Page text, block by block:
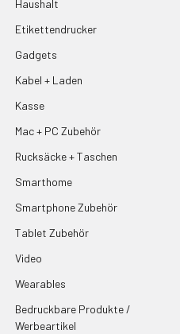
Haushalt
Etikettendrucker
Gadgets
Kabel + Laden
Kasse
Mac + PC Zubehör
Rucksäcke + Taschen
Smarthome
Smartphone Zubehör
Tablet Zubehör
Video
Wearables
Bedruckbare Produkte /
Werbeartikel